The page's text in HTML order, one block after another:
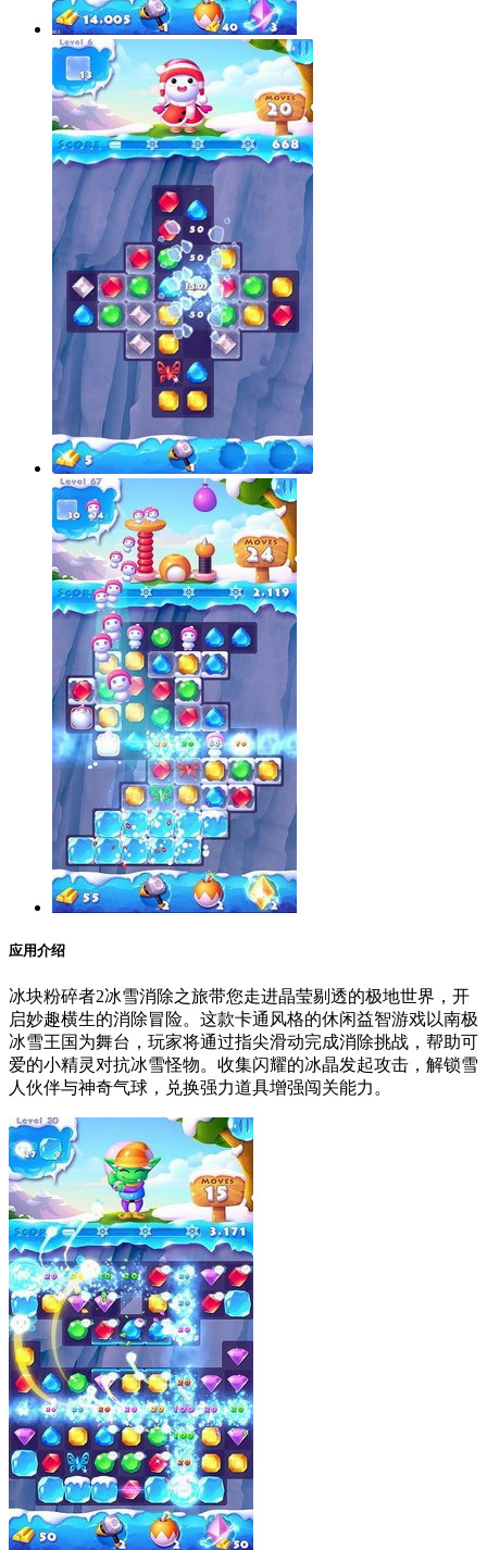
应用介绍
冰块粉碎者2冰雪消除之旅带您走进晶莹剔透的极地世界，开
启妙趣横生的消除冒险。这款卡通风格的休闲益智游戏以南极
冰雪王国为舞台，玩家将通过指尖滑动完成消除挑战，帮助可
爱的小精灵对抗冰雪怪物。收集闪耀的冰晶发起攻击，解锁雪
人伙伴与神奇气球，兑换强力道具增强闯关能力。